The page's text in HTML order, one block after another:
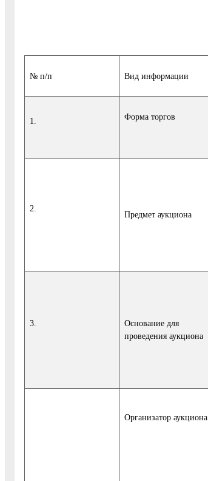
№ п/п Вид информации
1.
Форма торгов
2.
Предмет аукциона
3.
Основание для
проведения аукциона
Организатор аукциона